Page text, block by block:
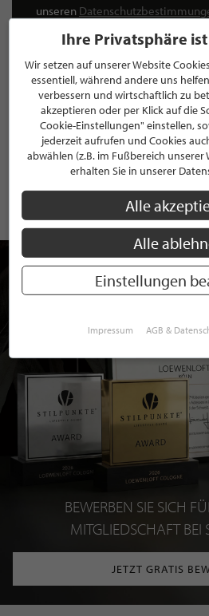
unseren
ANMELDEN
Mit der Anmeldung an unserem
Datenschutzbestimmungenzu. Eine
BEWERBEN SIE SICH
MITGLIEDSCHAFT BEI
JETZT GRATIS
Ihre Privatsphäre
Wir setzen auf unserer Website
essentiell, während andere uns
verbessern und wirtschaftlich zu
akzeptieren oder per Klick auf die
Cookie-Einstellungen" einstellen,
jederzeit aufrufen und Cookies
abwählen (z.B. im Fußbereich unserer
erhalten Sie in unserer
Alle
Alle
Einstellungen
Impressum AGB &